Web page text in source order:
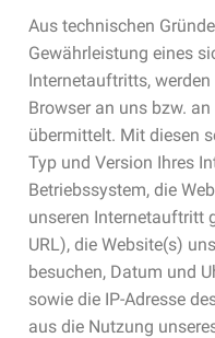
Aus technischen
Gewährleistung eines
Internetauftritts,
Browser an uns bzw.
übermittelt. Mit diesen
Typ und Version Ihres
Betriebssystem, die
unseren Internetauftritt
URL), die Website(s)
besuchen, Datum und
sowie die IP-Adresse
aus die Nutzung